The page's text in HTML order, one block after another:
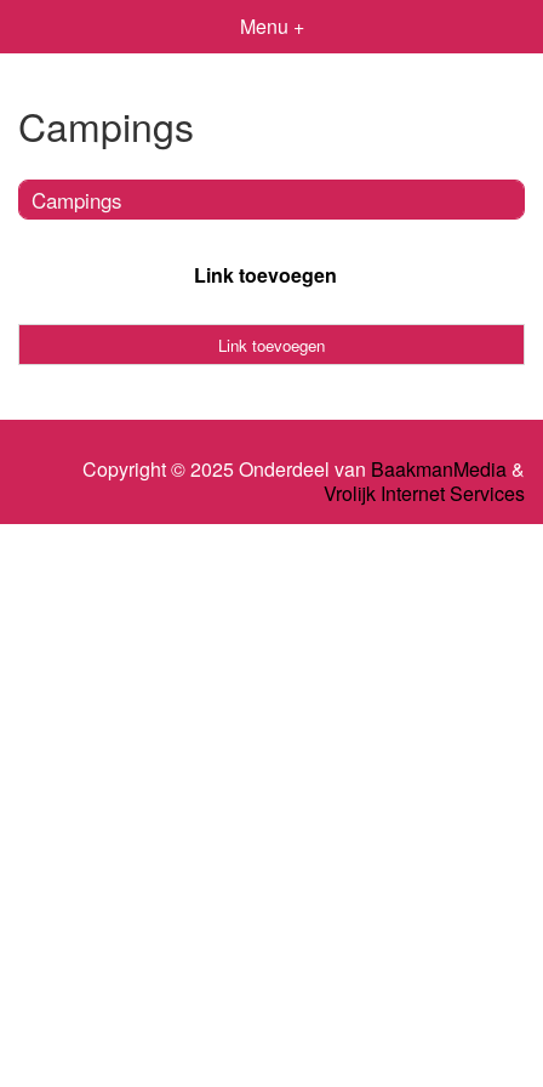
Menu +
Campings
Campings
Link toevoegen
Link toevoegen
Copyright © 2025 Onderdeel van BaakmanMedia&
Vrolijk Internet Services